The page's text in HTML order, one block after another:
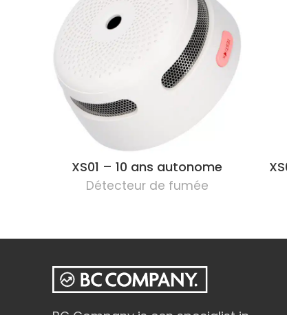
XS01 – 10 ans autonome
Détecteur de fumée